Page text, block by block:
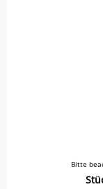
Bitte